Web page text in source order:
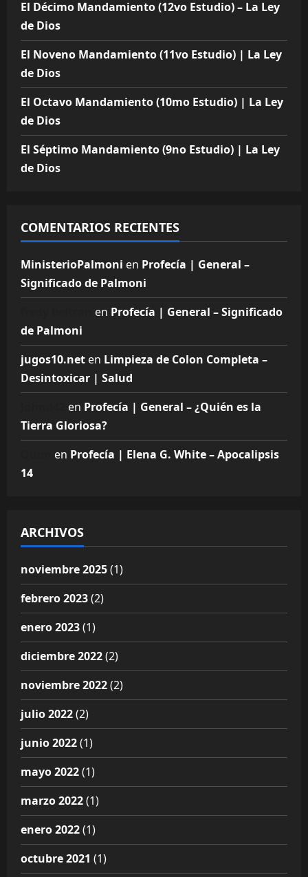
El Décimo Mandamiento (12vo Estudio) – La Ley
de Dios
El Noveno Mandamiento (11vo Estudio) | La Ley
de Dios
El Octavo Mandamiento (10mo Estudio) | La Ley
de Dios
El Séptimo Mandamiento (9no Estudio) | La Ley
de Dios
COMENTARIOS RECIENTES
MinisterioPalmoni en Profecía | General –
Significado de Palmoni
en Profecía | General – Significado
de Palmoni
jugos10.net en Limpieza de Colon Completa –
Desintoxicar | Salud
en Profecía | General – ¿Quién es la
Tierra Gloriosa?
en Profecía | Elena G. White – Apocalipsis
14
ARCHIVOS
noviembre 2025(1)
febrero 2023(2)
enero 2023(1)
diciembre 2022(2)
noviembre 2022(2)
julio 2022(2)
junio 2022(1)
mayo 2022(1)
marzo 2022(1)
enero 2022(1)
octubre 2021 (1)